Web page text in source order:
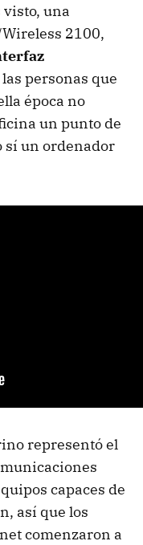
una
2100,
personas que
época no
un punto de
sí un ordenador
representó el
capaces de
así que los
comenzaron a